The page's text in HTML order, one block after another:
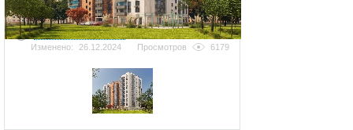
Добавить фотографию
Изменено:
26.12.2024 Просмотров 6179